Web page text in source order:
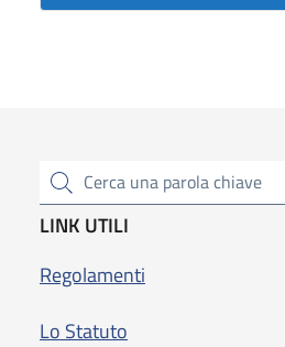
Cerca una parola chiave
LINK UTILI
Regolamenti
Lo Statuto